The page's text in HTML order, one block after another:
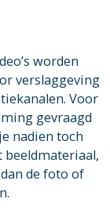
worden
verslaggeving
Voor
gevraagd
nadien toch
beeldmateriaal,
de foto of